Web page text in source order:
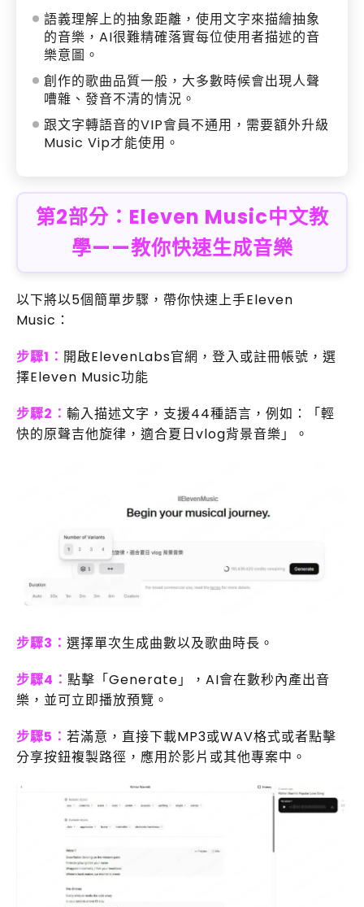
語義理解上的抽象距離，使用文字來描繪抽象
的音樂，AI很難精確落實每位使用者描述的音
樂意圖。
創作的歌曲品質一般，大多數時候會出現人聲
嘈雜、發音不清的情況。
跟文字轉語音的VIP會員不通用，需要額外升級
Music Vip才能使用。
第2部分：Eleven Music中文教
學——教你快速生成音樂
以下將以5個簡單步驟，帶你快速上手Eleven
Music：
步驟1： 開啟ElevenLabs官網，登入或註冊帳號，選
擇Eleven Music功能
步驟2： 輸入描述文字，支援44種語言，例如：「輕
快的原聲吉他旋律，適合夏日vlog背景音樂」。
步驟3： 選擇單次生成曲數以及歌曲時長。
步驟4： 點擊「Generate」，AI會在數秒內產出音
樂，並可立即播放預覽。
步驟5： 若滿意，直接下載MP3或WAV格式或者點擊
分享按鈕複製路徑，應用於影片或其他專案中。